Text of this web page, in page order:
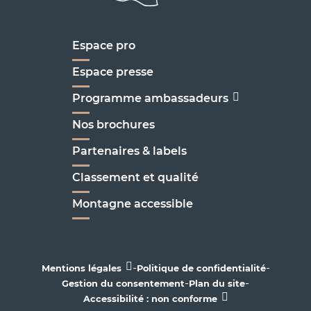
Espace pro
Espace presse
Programme ambassadeurs
Nos brochures
Partenaires & labels
Classement et qualité
Montagne accessible
Mentions légales -Politique de confidentialité-
Gestion du consentement-Plan du site-
Accessibilité : non conforme